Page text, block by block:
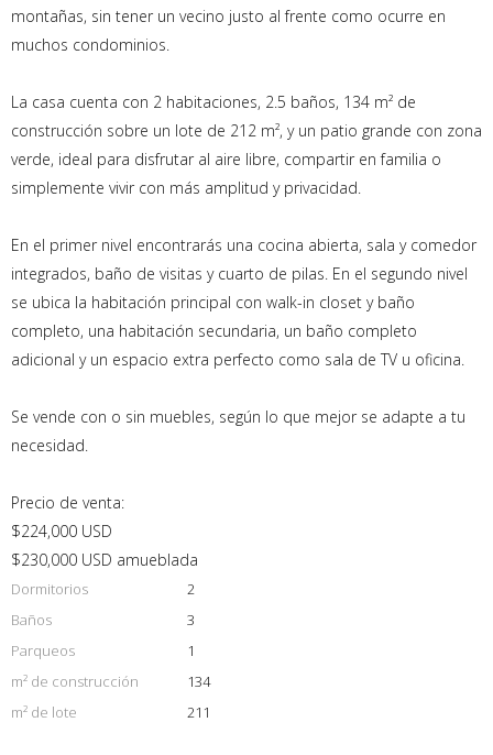
montañas, sin tener un vecino justo al frente como ocurre en
muchos condominios.
La casa cuenta con 2 habitaciones, 2.5 baños, 134 m² de
construcción sobre un lote de 212 m², y un patio grande con zona
verde, ideal para disfrutar al aire libre, compartir en familia o
simplemente vivir con más amplitud y privacidad.
En el primer nivel encontrarás una cocina abierta, sala y comedor
integrados, baño de visitas y cuarto de pilas. En el segundo nivel
se ubica la habitación principal con walk-in closet y baño
completo, una habitación secundaria, un baño completo
adicional y un espacio extra perfecto como sala de TV u oficina.
Se vende con o sin muebles, según lo que mejor se adapte a tu
necesidad.
Precio de venta:
$224,000 USD
$230,000 USD amueblada
Dormitorios
2
Baños
3
Parqueos
1
m² de construcción
134
m² de lote
211